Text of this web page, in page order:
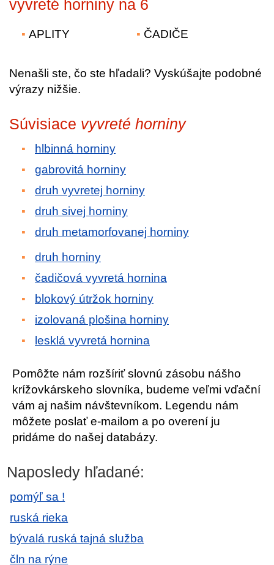
vyvreté horniny na 6
APLITY ČADIČE
Nenašli ste, čo ste hľadali? Vyskúšajte podobné
výrazy nižšie.
Súvisiace vyvreté horniny
hlbinná horniny
gabrovitá horniny
druh vyvretej horniny
druh sivej horniny
druh metamorfovanej horniny
druh horniny
čadičová vyvretá hornina
blokový útržok horniny
izolovaná plošina horniny
lesklá vyvretá hornina
Pomôžte nám rozšíriť slovnú zásobu nášho
krížovkárskeho slovníka, budeme veľmi vďační
vám aj našim návštevníkom. Legendu nám
môžete poslať e-mailom a po overení ju
pridáme do našej databázy.
Naposledy hľadané:
pomýľ sa !
ruská rieka
bývalá ruská tajná služba
čln na rýne